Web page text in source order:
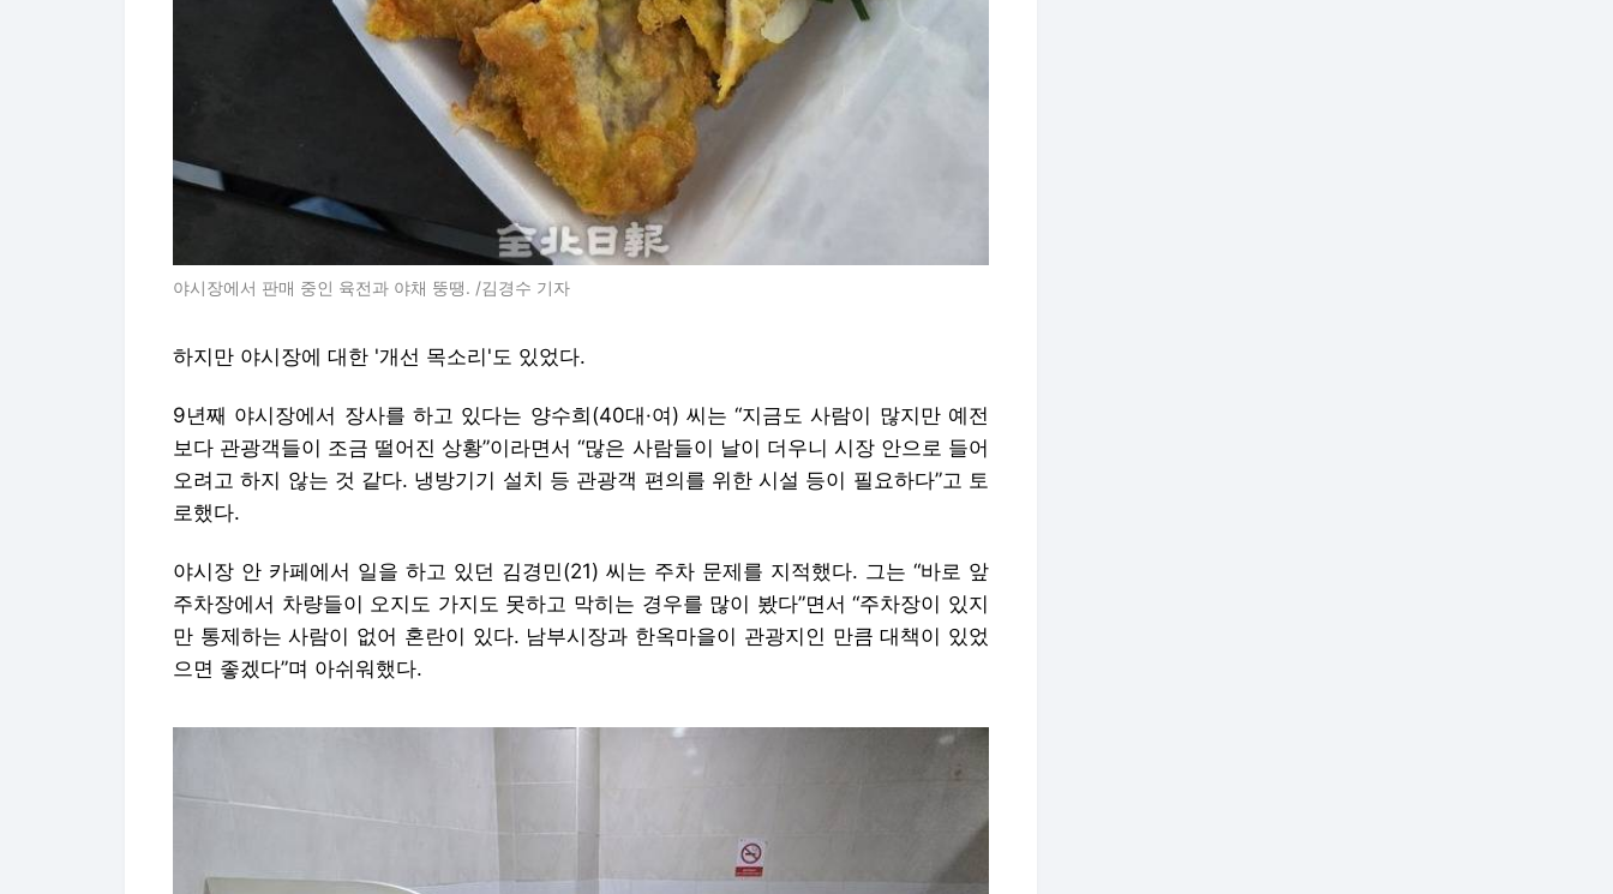
야시장에서 판매 중인 육전과 야채 뚱땡. /김경수 기자
하지만 야시장에 대한 '개선 목소리'도 있었다.
9년째 야시장에서 장사를 하고 있다는 양수희(40대·여) 씨는 “지금도 사람이 많지만 예전
보다 관광객들이 조금 떨어진 상황”이라면서 “많은 사람들이 날이 더우니 시장 안으로 들어
오려고 하지 않는 것 같다. 냉방기기 설치 등 관광객 편의를 위한 시설 등이 필요하다”고 토
로했다.
야시장 안 카페에서 일을 하고 있던 김경민(21) 씨는 주차 문제를 지적했다. 그는 “바로 앞
주차장에서 차량들이 오지도 가지도 못하고 막히는 경우를 많이 봤다”면서 “주차장이 있지
만 통제하는 사람이 없어 혼란이 있다. 남부시장과 한옥마을이 관광지인 만큼 대책이 있었
으면 좋겠다”며 아쉬워했다.